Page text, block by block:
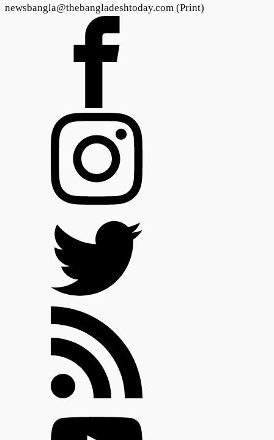
newsbangla@thebangladeshtoday.com (Print)